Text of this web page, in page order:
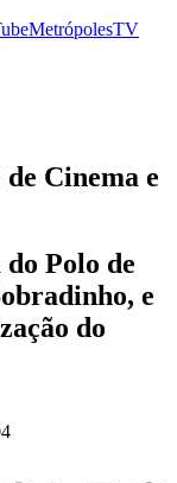
MetrópolesTV
Cinema e
Polo de
e
do